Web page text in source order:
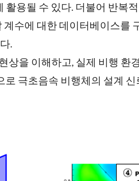
용될 수 있다. 더불어 반복
수에 대한 데이터베이스를
.
상을 이해하고, 실제 비행 환
극초음속 비행체의 설계